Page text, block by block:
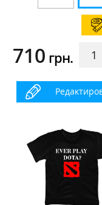
710 грн.